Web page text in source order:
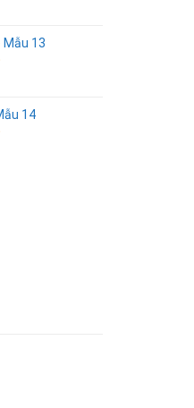
Mẫu 13
14